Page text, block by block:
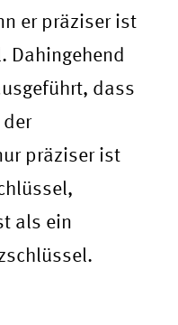
er präziser ist
Dahingehend
dass
präziser ist
als ein